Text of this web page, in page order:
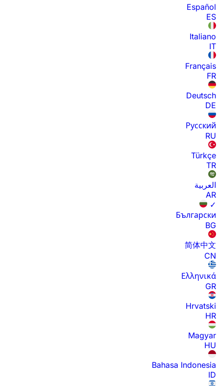
Español
ES
Italiano
IT
Français
FR
Deutsch
DE
Русский
RU
Türkçe
TR
العربية
AR
✓
Български
BG
简体中文
CN
Ελληνικά
GR
Hrvatski
HR
Magyar
HU
Bahasa Indonesia
ID